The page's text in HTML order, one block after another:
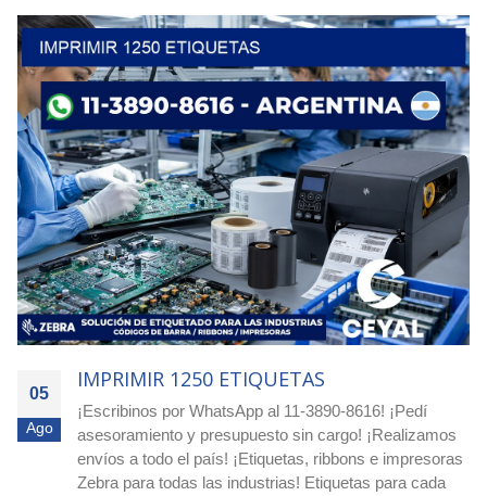
Ago
IMPRIMIR 4000 ETIQUETAS
Agilizá tus pocesos! Cotizá ya con nuestro equipo
experto! Escribimos a nuestro whatsapp: 11-
o a nuestro e-mailceyal@ceyal.com.arEtiquetas
adhesivas para imprimir que agilizan la